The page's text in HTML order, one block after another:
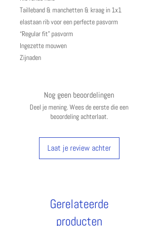
Tailleband & manchetten & kraag in 1x1
elastaan rib voor een perfecte pasvorm
“Regular fit” pasvorm
Ingezette mouwen
Zijnaden
Nog geen beoordelingen
Deel je mening. Wees de eerste die een
beoordeling achterlaat.
Laat je review achter
Gerelateerde
producten